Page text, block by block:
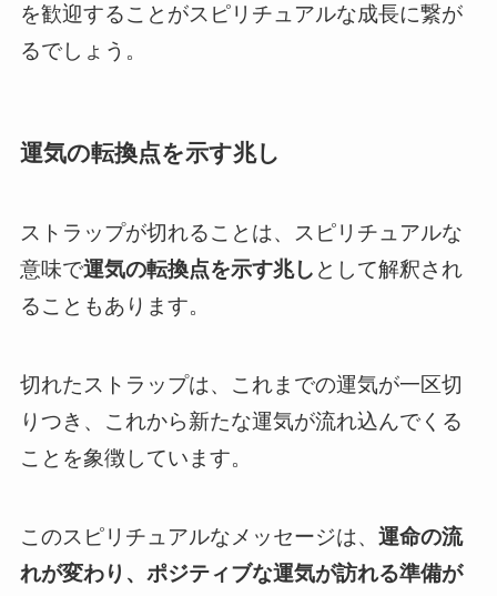
を歓迎することがスピリチュアルな成長に繋が
るでしょう。
運気の転換点を示す兆し
ストラップが切れることは、スピリチュアルな
意味で運気の転換点を示す兆し として解釈され
ることもあります。
切れたストラップは、これまでの運気が一区切
りつき、これから新たな運気が流れ込んでくる
ことを象徴しています。
このスピリチュアルなメッセージは、 運命の流
れが変わり、ポジティブな運気が訪れる準備が